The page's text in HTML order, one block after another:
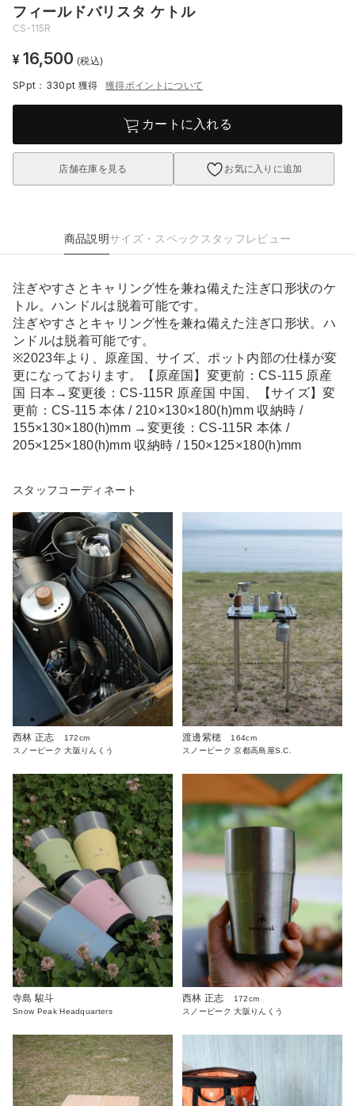
フィールドバリスタ ケトル
CS-115R
¥ 16,500 (税込)
SPpt：330pt 獲得 獲得ポイントについて
カートに入れる
店舗在庫を見る お気に入りに追加
商品説明サイズ・スペック スタッフレビュー
注ぎやすさとキャリング性を兼ね備えた注ぎ口形状のケ
トル。ハンドルは脱着可能です。
注ぎやすさとキャリング性を兼ね備えた注ぎ口形状。ハ
ンドルは脱着可能です。
※2023年より、原産国、サイズ、ポット内部の仕様が変
更になっております。【原産国】変更前：CS-115 原産
国 日本→変更後：CS-115R 原産国 中国、【サイズ】変
更前：CS-115 本体 / 210×130×180(h)mm 収納時 /
155×130×180(h)mm →変更後：CS-115R 本体 /
205×125×180(h)mm 収納時 / 150×125×180(h)mm
スタッフコーディネート
西林 正志
172cm
スノーピーク 大阪りんくう
渡邊紫穂
164cm
スノーピーク 京都高島屋S.C.
寺島 駿斗
Snow Peak Headquarters
西林 正志
172cm
スノーピーク 大阪りんくう